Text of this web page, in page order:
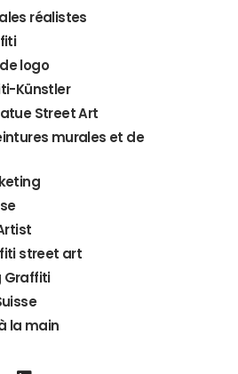
réalistes
logo
Künstler
Street Art
murales et de
street art
Graffiti
la main